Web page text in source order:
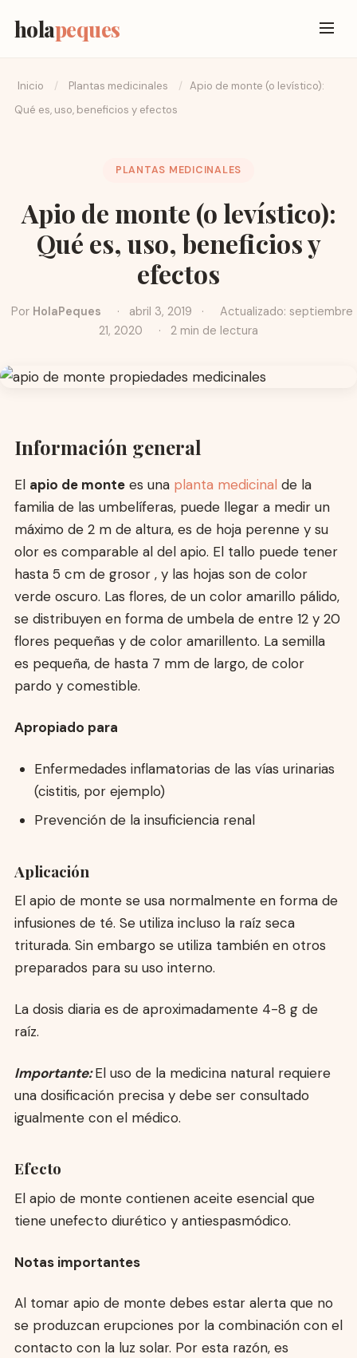
holapeques
Inicio / Plantas medicinales / Apio de monte (o levístico):
Qué es, uso, beneficios y efectos
PLANTAS MEDICINALES
Apio de monte (o levístico):
Qué es, uso, beneficios y
efectos
Por HolaPeques · abril 3, 2019 ·
Actualizado: septiembre
21, 2020
· 2 min de lectura
Información general
El apio de montees una planta medicinal de la
familia de las umbelíferas, puede llegar a medir un
máximo de 2 m de altura, es de hoja perenne y su
olor es comparable al del apio. El tallo puede tener
hasta 5 cm de grosor , y las hojas son de color
verde oscuro. Las flores, de un color amarillo pálido,
se distribuyen en forma de umbela de entre 12 y 20
flores pequeñas y de color amarillento. La semilla
es pequeña, de hasta 7 mm de largo, de color
pardo y comestible.
Apropiado para
Enfermedades inflamatorias de las vías urinarias
(cistitis, por ejemplo)
Prevención de la insuficiencia renal
Aplicación
El apio de monte se usa normalmente en forma de
infusiones de té. Se utiliza incluso la raíz seca
triturada. Sin embargo se utiliza también en otros
preparados para su uso interno.
La dosis diaria es de aproximadamente 4-8 g de
raíz.
Importante:El uso de la medicina natural requiere
una dosificación precisa y debe ser consultado
igualmente con el médico.
Efecto
El apio de monte contienen aceite esencial que
tiene unefecto diurético y antiespasmódico.
Notas importantes
Al tomar apio de monte debes estar alerta que no
se produzcan erupciones por la combinación con el
contacto con la luz solar. Por esta razón, es